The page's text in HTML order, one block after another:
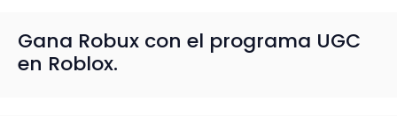
Gana Robux con el programa UGC
en Roblox.